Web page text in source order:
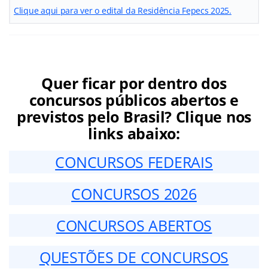
Clique aqui para ver o edital da Residência Fepecs 2025.
Quer ficar por dentro dos
concursos públicos abertos e
previstos pelo Brasil? Clique nos
links abaixo:
CONCURSOS FEDERAIS
CONCURSOS 2026
CONCURSOS ABERTOS
QUESTÕES DE CONCURSOS